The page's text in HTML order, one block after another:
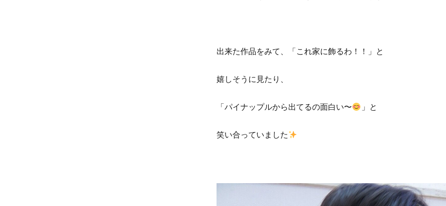
出来た作品をみて、「これ家に飾るわ！！」と
嬉しそうに見たり、
「パイナップルから出てるの面白い〜 」と
笑い合っていました